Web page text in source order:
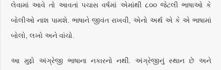
લેવામાં આવે તો આવતાં પચાસ વર્ષમાં એમાંથી ૮૦૦ જેટલી ભાષાઓ કે
બોલીઓ નાશ પામશે. ભાષાને જીવંત રાખવી, એનો અર્થ એ કે એ ભાષામાં
બોલો, લખો અને વાંચો.
આ મુદ્દો અંગ્રેજી ભાષાના નકારનો નથી. અંગ્રેજીનું સ્થાન છે અને